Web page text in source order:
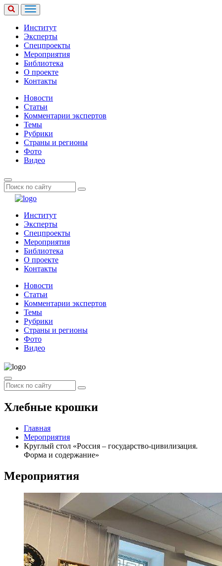
Институт
Эксперты
Спецпроекты
Мероприятия
Библиотека
О проекте
Контакты
Новости
Статьи
Комментарии экспертов
Темы
Рубрики
Страны и регионы
Фото
Видео
Институт
Эксперты
Спецпроекты
Мероприятия
Библиотека
О проекте
Контакты
Новости
Статьи
Комментарии экспертов
Темы
Рубрики
Страны и регионы
Фото
Видео
Хлебные крошки
Главная
Мероприятия
Круглый стол «Россия – государство-цивилизация.
Форма и содержание»
Мероприятия